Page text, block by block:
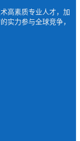
高素质专业人才，加
实力参与全球竞争，